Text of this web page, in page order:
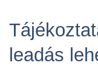
leadás